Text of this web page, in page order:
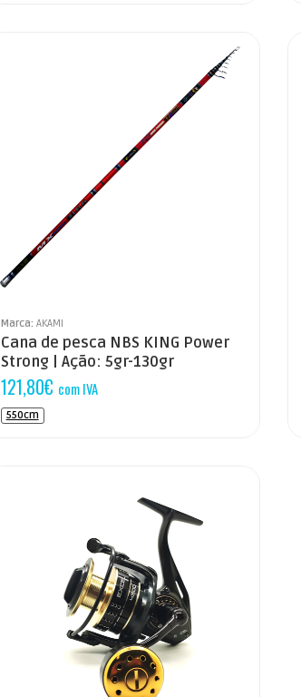
Marca: AKAMI
Cana de pesca NBS KING Power
Strong | Ação: 5gr-130gr
121,80€ com IVA
550cm